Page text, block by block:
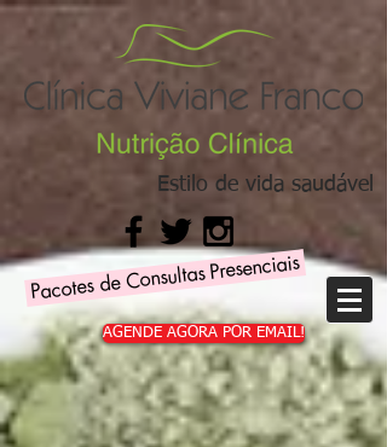
Estilo de vida saudável
Pacotes de Consultas Presenciais
AGENDE AGORA POR EMAIL!